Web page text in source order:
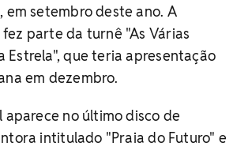
em setembro deste ano. A
parte da turnê "As Várias
Estrela", que teria apresentação
em dezembro.
aparece no último disco de
intitulado "Praia do Futuro" e